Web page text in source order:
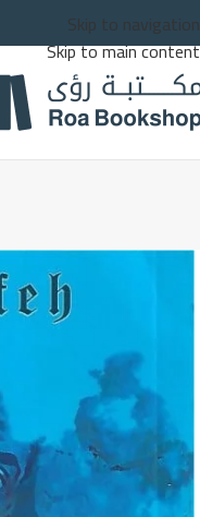
Skip to navigation
Skip to main content